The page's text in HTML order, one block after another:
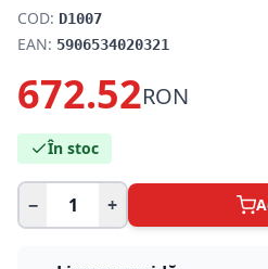
COD: D1007
EAN: 5906534020321
672.52RON
În stoc
− +